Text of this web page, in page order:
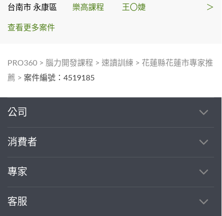
台南市 永康區 樂高課程 王〇婕 ＞
查看更多案件
PRO360 > 腦力開發課程 > 速讀訓練 > 花蓮縣花蓮市專家推
薦 > 案件編號：4519185
公司
消費者
專家
客服